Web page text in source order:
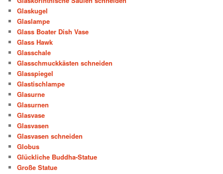
Glaskugel
Glaslampe
Glass Boater Dish Vase
Glass Hawk
Glasschale
Glasschmuckkästen schneiden
Glasspiegel
Glastischlampe
Glasurne
Glasurnen
Glasvase
Glasvasen
Glasvasen schneiden
Globus
Glückliche Buddha-Statue
Große Statue